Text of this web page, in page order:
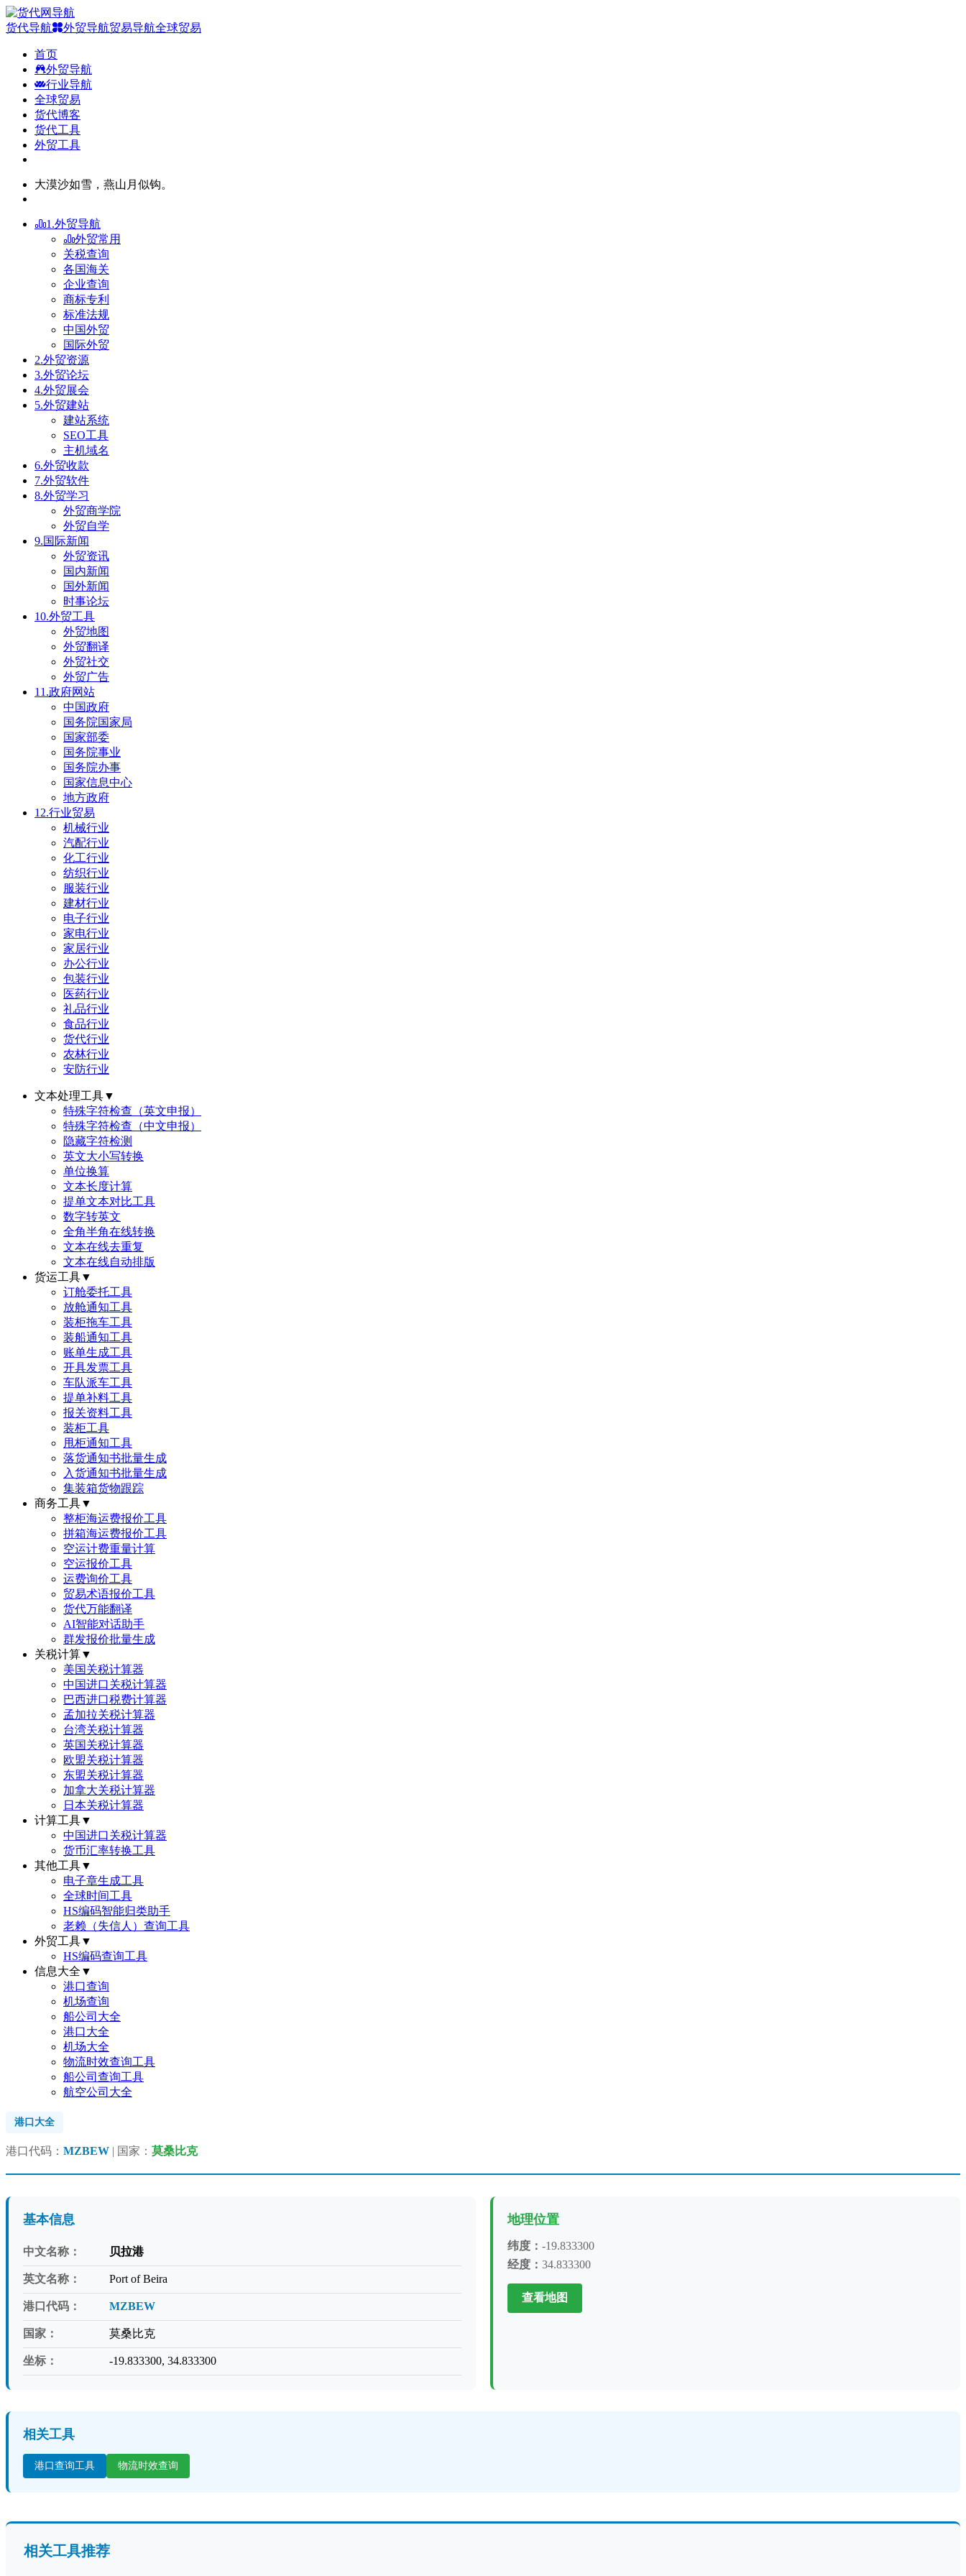
货代导航 外贸导航贸易导航全球贸易
首页
外贸导航
行业导航
全球贸易
货代博客
货代工具
外贸工具
大漠沙如雪，燕山月似钩。
1.外贸导航
外贸常用
关税查询
各国海关
企业查询
商标专利
标准法规
中国外贸
国际外贸
2.外贸资源
3.外贸论坛
4.外贸展会
5.外贸建站
建站系统
SEO工具
主机域名
6.外贸收款
7.外贸软件
8.外贸学习
外贸商学院
外贸自学
9.国际新闻
外贸资讯
国内新闻
国外新闻
时事论坛
10.外贸工具
外贸地图
外贸翻译
外贸社交
外贸广告
11.政府网站
中国政府
国务院国家局
国家部委
国务院事业
国务院办事
国家信息中心
地方政府
12.行业贸易
机械行业
汽配行业
化工行业
纺织行业
服装行业
建材行业
电子行业
家电行业
家居行业
办公行业
包装行业
医药行业
礼品行业
食品行业
货代行业
农林行业
安防行业
文本处理工具▼
特殊字符检查（英文申报）
特殊字符检查（中文申报）
隐藏字符检测
英文大小写转换
单位换算
文本长度计算
提单文本对比工具
数字转英文
全角半角在线转换
文本在线去重复
文本在线自动排版
货运工具▼
订舱委托工具
放舱通知工具
装柜拖车工具
装船通知工具
账单生成工具
开具发票工具
车队派车工具
提单补料工具
报关资料工具
装柜工具
甩柜通知工具
落货通知书批量生成
入货通知书批量生成
集装箱货物跟踪
商务工具▼
整柜海运费报价工具
拼箱海运费报价工具
空运计费重量计算
空运报价工具
运费询价工具
贸易术语报价工具
货代万能翻译
AI智能对话助手
群发报价批量生成
关税计算▼
美国关税计算器
中国进口关税计算器
巴西进口税费计算器
孟加拉关税计算器
台湾关税计算器
英国关税计算器
欧盟关税计算器
东盟关税计算器
加拿大关税计算器
日本关税计算器
计算工具▼
中国进口关税计算器
货币汇率转换工具
其他工具▼
电子章生成工具
全球时间工具
HS编码智能归类助手
老赖（失信人）查询工具
外贸工具▼
HS编码查询工具
信息大全 ▼
港口查询
机场查询
船公司大全
港口大全
机场大全
物流时效查询工具
船公司查询工具
航空公司大全
港口大全
港口代码： MZBEW | 国家： 莫桑比克
基本信息
中文名称： 贝拉港
英文名称： Port of Beira
港口代码： MZBEW
国家： 莫桑比克
坐标： -19.833300, 34.833300
地理位置
纬度： -19.833300
经度： 34.833300
查看地图
相关工具
港口查询工具 物流时效查询
相关工具推荐